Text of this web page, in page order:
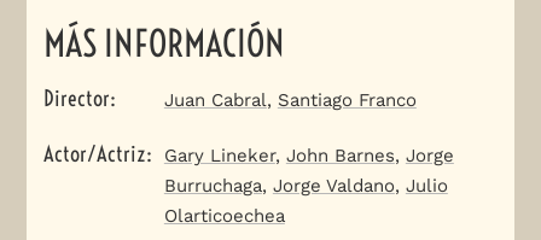
MÁS INFORMACIÓN
Director: Juan Cabral, Santiago Franco
Actor/Actriz: Gary Lineker, John Barnes, Jorge
Burruchaga, Jorge Valdano, Julio
Olarticoechea